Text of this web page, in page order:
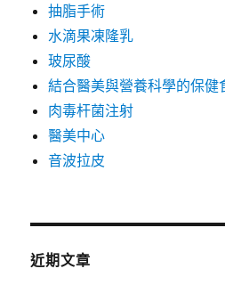
抽脂手術
水滴果凍隆乳
玻尿酸
結合醫美與營養科學的保健
肉毒杆菌注射
醫美中心
音波拉皮
近期文章